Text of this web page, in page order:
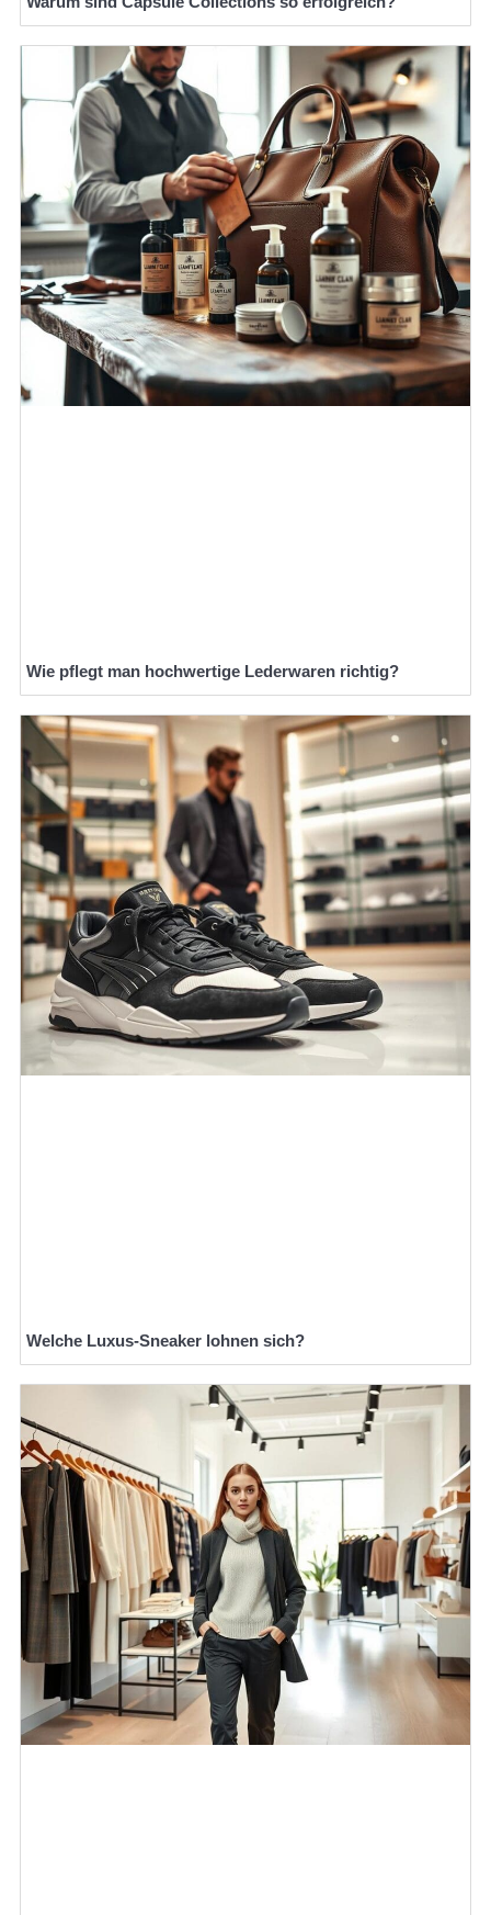
Wie pflegt man hochwertige Lederwaren richtig?
Welche Luxus-Sneaker lohnen sich?